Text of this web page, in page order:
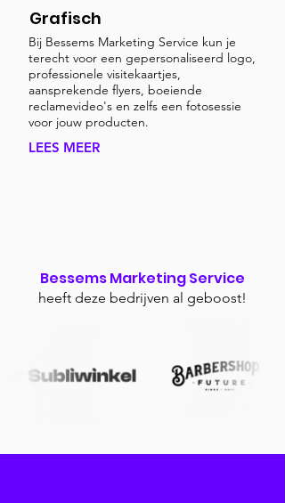
Grafisch
Bij Bessems Marketing Service kun je
terecht voor een gepersonaliseerd logo,
professionele visitekaartjes,
aansprekende flyers, boeiende
reclamevideo's en zelfs een fotosessie
voor jouw producten.
LEES MEER
Bessems Marketing Service
heeft deze bedrijven al geboost!